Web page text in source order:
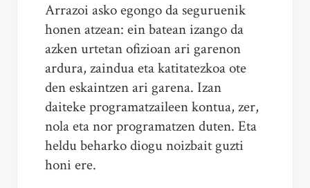
Arrazoi asko egongo da seguruenik
honen atzean: ein batean izango da
azken urtetan ofizioan ari garenon
ardura, zaindua eta katitatezkoa ote
den eskaintzen ari garena. Izan
daiteke programatzaileen kontua, zer,
nola eta nor programatzen duten. Eta
heldu beharko diogu noizbait guzti
honi ere.